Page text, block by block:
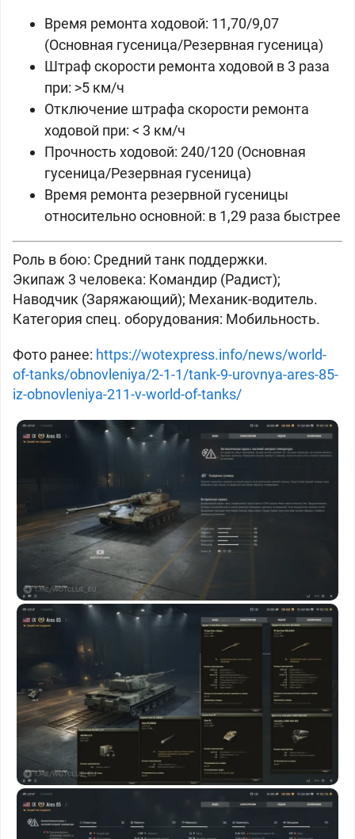
Время ремонта ходовой: 11,70/9,07
(Основная гусеница/Резервная гусеница)
Штраф скорости ремонта ходовой в 3 раза
при: >5 км/ч
Отключение штрафа скорости ремонта
ходовой при: < 3 км/ч
Прочность ходовой: 240/120 (Основная
гусеница/Резервная гусеница)
Время ремонта резервной гусеницы
относительно основной: в 1,29 раза быстрее
Роль в бою: Средний танк поддержки.
Экипаж 3 человека: Командир (Радист);
Наводчик (Заряжающий); Механик-водитель.
Категория спец. оборудования: Мобильность.
Фото ранее: https://wotexpress.info/news/world-
of-tanks/obnovleniya/2-1-1/tank-9-urovnya-ares-85-
iz-obnovleniya-211-v-world-of-tanks/